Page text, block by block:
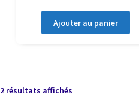
Ajouter au panier
2 résultats affichésTrié